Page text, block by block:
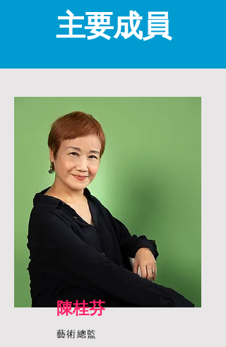
主要成員
陳桂芬
藝術總監